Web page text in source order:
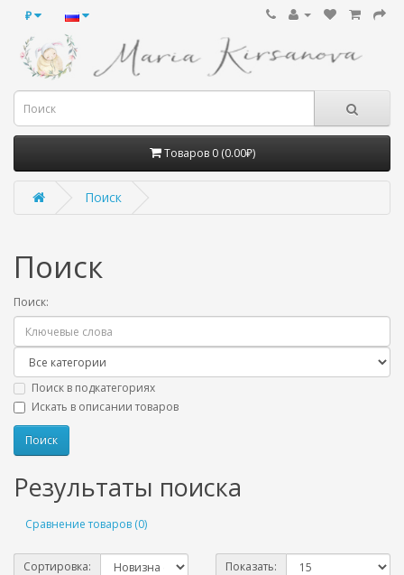
₽
Товаров 0 (0.00₽)
Поиск
Поиск
Поиск:
Поиск в подкатегориях
Искать в описании товаров
Результаты поиска
Сравнение товаров (0)
Сортировка: Показать: